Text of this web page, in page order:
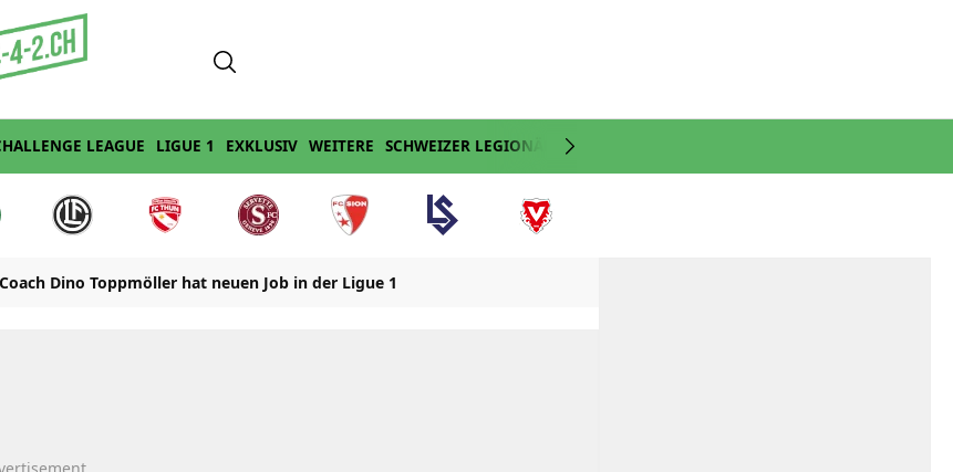
LEAGUE LIGUE 1 EXKLUSIV WEITERE SCHWEIZER LEGIONÄRE NATI
Dino Toppmöller hat neuen Job in der Ligue 1